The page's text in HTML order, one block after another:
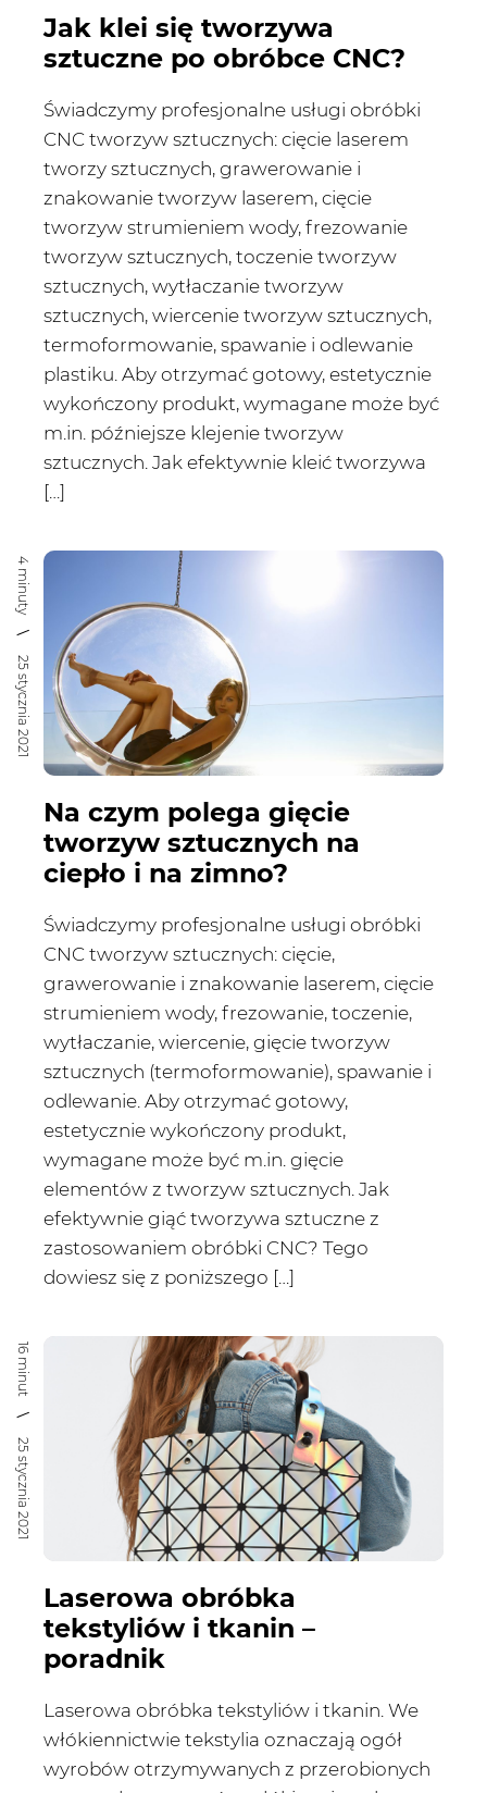
Jak klei się tworzywa
sztuczne po obróbce CNC?
Świadczymy profesjonalne usługi obróbki
CNC tworzyw sztucznych: cięcie laserem
tworzy sztucznych, grawerowanie i
znakowanie tworzyw laserem, cięcie
tworzyw strumieniem wody, frezowanie
tworzyw sztucznych, toczenie tworzyw
sztucznych, wytłaczanie tworzyw
sztucznych, wiercenie tworzyw sztucznych,
termoformowanie, spawanie i odlewanie
plastiku. Aby otrzymać gotowy, estetycznie
wykończony produkt, wymagane może być
m.in. późniejsze klejenie tworzyw
sztucznych. Jak efektywnie kleić tworzywa
[…]
4 minuty
25 stycznia 2021
Na czym polega gięcie
tworzyw sztucznych na
ciepło i na zimno?
Świadczymy profesjonalne usługi obróbki
CNC tworzyw sztucznych: cięcie,
grawerowanie i znakowanie laserem, cięcie
strumieniem wody, frezowanie, toczenie,
wytłaczanie, wiercenie, gięcie tworzyw
sztucznych (termoformowanie), spawanie i
odlewanie. Aby otrzymać gotowy,
estetycznie wykończony produkt,
wymagane może być m.in. gięcie
elementów z tworzyw sztucznych. Jak
efektywnie giąć tworzywa sztuczne z
zastosowaniem obróbki CNC? Tego
dowiesz się z poniższego […]
16 minut
25 stycznia 2021
Laserowa obróbka
tekstyliów i tkanin –
poradnik
Laserowa obróbka tekstyliów i tkanin. We
włókiennictwie tekstylia oznaczają ogół
wyrobów otrzymywanych z przerobionych